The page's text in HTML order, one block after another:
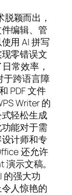
脱颖而出，
编辑、管
用 AI 拼写
零错误文
常效率，
于跨语言障
PDF 文件
Writer 的
轻松生成
能对于需
计师和专
还允许
示文稿。
的强大功
人惊艳的